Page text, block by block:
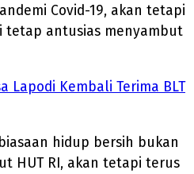
Covid-19, akan tetapi
tetap antusias menyambut
Lapodi Kembali Terima BLT
hidup bersih bukan
HUT RI, akan tetapi terus